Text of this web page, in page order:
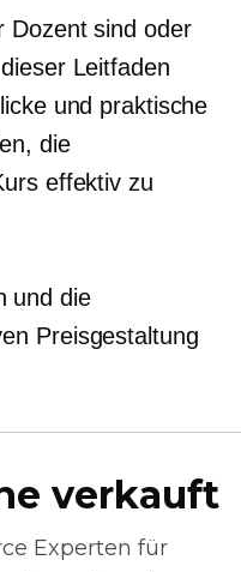
Dozent sind oder
Leitfaden
und praktische
die
effektiv zu
und die
Preisgestaltung
verkauft
Experten für